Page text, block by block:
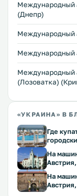
Международный
(Днепр)
Международный
Международный
Международный
(Лозоватка)
«УКРАИНА» В
Где
На
На